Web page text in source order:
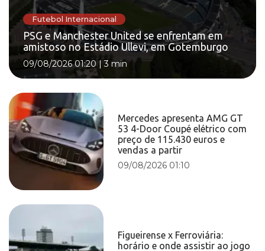
Futebol Internacional
PSG e Manchester United se enfrentam em
amistoso no Estádio Ullevi, em Gotemburgo
09/08/2026 01:20 |3 min
Mercedes apresenta AMG GT
53 4-Door Coupé elétrico com
preço de 115.430 euros e
vendas a partir
09/08/2026 01:10
Figueirense x Ferroviária:
horário e onde assistir ao jogo